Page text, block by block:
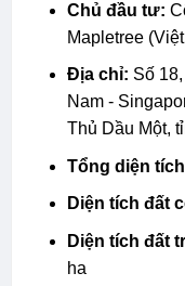
Chủ đầu tư:
Mapletree
Địa chỉ: Số
Nam -
Thủ Dầu Một,
Tổng diện
Diện tích đất
Diện tích đất
ha